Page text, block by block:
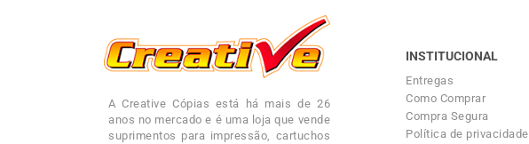
A Creative Cópias está há mais de 26
anos no mercado e é uma loja que vende
suprimentos para impressão, cartuchos
INSTITUCIONAL
Entregas
Como Comprar
Compra Segura
Política de privacidade